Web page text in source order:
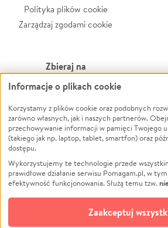
Polityka plików cookie
Zarządzaj zgodami cookie
Zbieraj na
Leczenie
Zwierzęta
Pożar
Ukraina
Pomoc Finansowa
Projekty
Pogrzeb
Społeczność lokalna
Informacje o plikach cookie
Korzystamy z plików cookie oraz podobnych
zarówno własnych, jak i naszych partnerów.
przechowywanie informacji w pamięci Twojego
(takiego jak np. laptop, tablet, smartfon) oraz
dostępu.
Wykorzystujemy te technologie przede
prawidłowe działanie serwisu Pomagam.pl, w
efektywność funkcjonowania. Służą temu tzw.
opcjonalnych plików
technologii do celów analitycznych i
Zaakceptuj